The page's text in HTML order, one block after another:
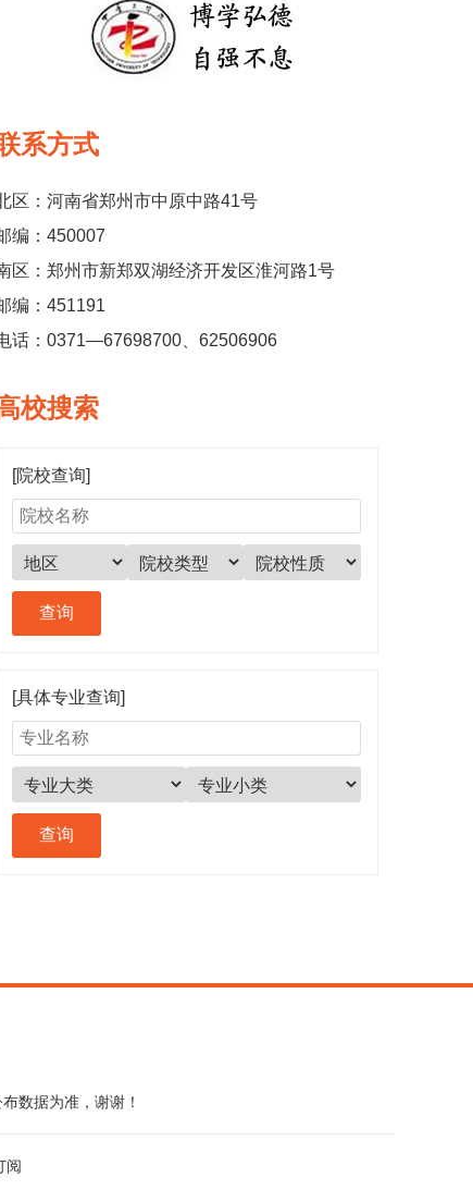
系方式
区：河南省郑州市中原中路41号
编：450007
区：郑州市新郑双湖经济开发区淮河路1号
编：451191
话：0371—67698700、62506906
校搜索
[院校查询]
[具体专业查询]
数据为准，谢谢！
阅